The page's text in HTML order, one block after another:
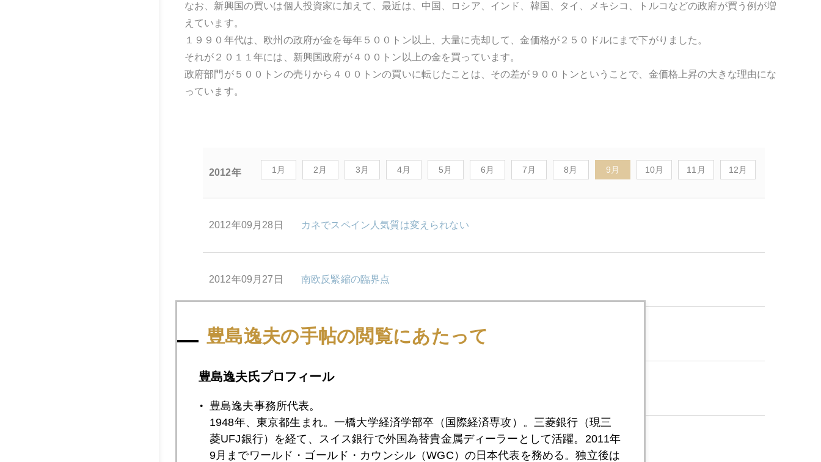
なお、新興国の買いは個人投資家に加えて、最近は、中国、ロシア、インド、韓国、タイ、メキシコ、トルコなどの政府が買う例が増
えています。
１９９０年代は、欧州の政府が金を毎年５００トン以上、大量に売却して、金価格が２５０ドルにまで下がりました。
それが２０１１年には、新興国政府が４００トン以上の金を買っています。
政府部門が５００トンの売りから４００トンの買いに転じたことは、その差が９００トンということで、金価格上昇の大きな理由にな
っています。
2012年 1月 2月 3月 4月 5月 6月 7月 8月 9月 10月 11月 12月
2012年09月28日 カネでスペイン人気質は変えられない
2012年09月27日 南欧反緊縮の臨界点
2012年09月26日 スペインの「ねずみ小僧」は市長
2012年09月21日 QE∞
豊島逸夫の手帖の閲覧にあたって
豊島逸夫氏プロフィール
豊島逸夫事務所代表。
1948年、東京都生まれ。一橋大学経済学部卒（国際経済専攻）。三菱銀行（現三
菱UFJ銀行）を経て、スイス銀行で外国為替貴金属ディーラーとして活躍。2011年
9月までワールド・ゴールド・カウンシル（WGC）の日本代表を務める。独立後は